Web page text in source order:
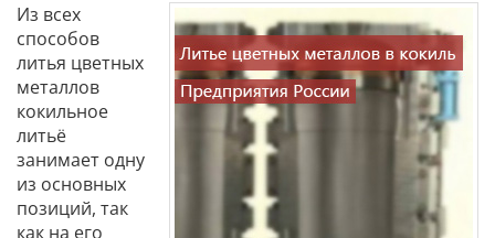
Из всех
способов
литья цветных
металлов
кокильное
литьё
занимает одну
из основных
позиций, так
как на его